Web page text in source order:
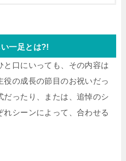
一足とは?!
と口にいっても、その内容は
役の成長の節目のお祝いだっ
だったり、または、追悼のシ
れシーンによって、合わせる